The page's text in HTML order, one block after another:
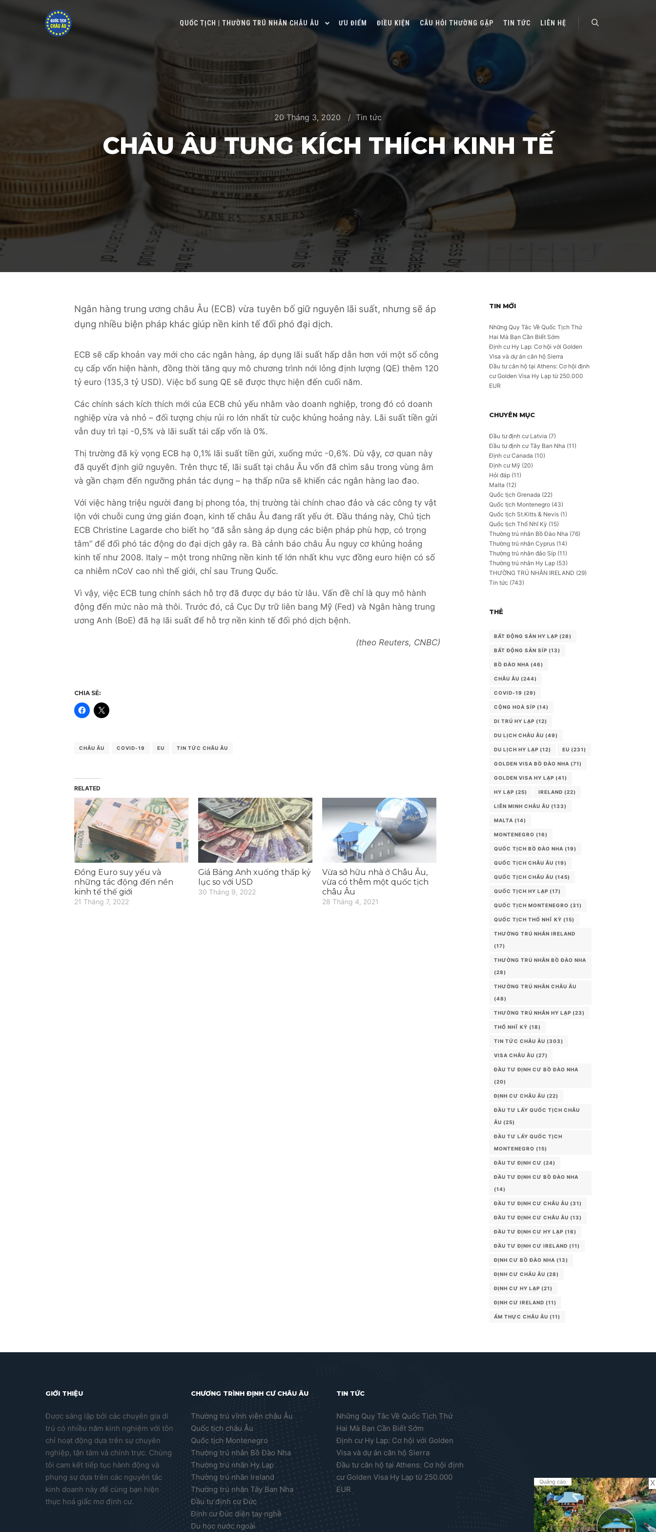
QUỐC TỊCH | THƯỜNG TRÚ NHÂN CHÂU ÂU ƯU ĐIỂM ĐIỀU KIỆN CÂU HỎI THƯỜNG GẶP TIN TỨC LIÊN HỆ
20 Tháng 3, 2020 Tin tức
CHÂU ÂU TUNG KÍCH THÍCH KINH TẾ
Ngân hàng trung ương châu Âu (ECB) vừa tuyên bố giữ nguyên lãi suất, nhưng sẽ áp
dụng nhiều biện pháp khác giúp nền kinh tế đối phó đại dịch.
ECB sẽ cấp khoản vay mới cho các ngân hàng, áp dụng lãi suất hấp dẫn hơn với một số công
cụ cấp vốn hiện hành, đồng thời tăng quy mô chương trình nới lỏng định lượng (QE) thêm 120
tỷ euro (135,3 tỷ USD). Việc bổ sung QE sẽ được thực hiện đến cuối năm.
Các chính sách kích thích mới của ECB chủ yếu nhằm vào doanh nghiệp, trong đó có doanh
nghiệp vừa và nhỏ – đối tượng chịu rủi ro lớn nhất từ cuộc khủng hoảng này. Lãi suất tiền gửi
vẫn duy trì tại -0,5% và lãi suất tái cấp vốn là 0%.
Thị trường đã kỳ vọng ECB hạ 0,1% lãi suất tiền gửi, xuống mức -0,6%. Dù vậy, cơ quan này
đã quyết định giữ nguyên. Trên thực tế, lãi suất tại châu Âu vốn đã chìm sâu trong vùng âm
và gần chạm đến ngưỡng phản tác dụng – hạ thấp nữa sẽ khiến các ngân hàng lao đao.
Với việc hàng triệu người đang bị phong tỏa, thị trường tài chính chao đảo và các công ty vật
lộn với chuỗi cung ứng gián đoạn, kinh tế châu Âu đang rất yếu ớt. Đầu tháng này, Chủ tịch
ECB Christine Lagarde cho biết họ “đã sẵn sàng áp dụng các biện pháp phù hợp, có trọng
tâm” để đối phó tác động do đại dịch gây ra. Bà cảnh báo châu Âu nguy cơ khủng hoảng
kinh tế như 2008. Italy – một trong những nền kinh tế lớn nhất khu vực đồng euro hiện có số
ca nhiễm nCoV cao nhì thế giới, chỉ sau Trung Quốc.
Vì vậy, việc ECB tung chính sách hỗ trợ đã được dự báo từ lâu. Vấn đề chỉ là quy mô hành
động đến mức nào mà thôi. Trước đó, cả Cục Dự trữ liên bang Mỹ (Fed) và Ngân hàng trung
ương Anh (BoE) đã hạ lãi suất để hỗ trợ nền kinh tế đối phó dịch bệnh.
(theo Reuters, CNBC)
CHIA SẺ:
CHÂU ÂU COVID-19 EU TIN TỨC CHÂU ÂU
RELATED
Đồng Euro suy yếu và
những tác động đến nền
kinh tế thế giới
21 Tháng 7, 2022
Giá Bảng Anh xuống thấp kỷ
lục so với USD
30 Tháng 9, 2022
Vừa sở hữu nhà ở Châu Âu,
vừa có thêm một quốc tịch
châu Âu
28 Tháng 4, 2021
TIN MỚI
Những Quy Tắc Về Quốc Tịch Thứ
Hai Mà Bạn Cần Biết Sớm
Định cư Hy Lạp: Cơ hội với Golden
Visa và dự án căn hộ Sierra
Đầu tư căn hộ tại Athens: Cơ hội định
cư Golden Visa Hy Lạp từ 250.000
EUR
CHUYÊN MỤC
Đầu tư định cư Latvia (7)
Đầu tư định cư Tây Ban Nha (11)
Định cư Canada (10)
Định cư Mỹ (20)
Hỏi đáp (11)
Malta (12)
Quốc tịch Grenada (22)
Quốc tịch Montenegro (43)
Quốc tịch St.Kitts & Nevis (1)
Quốc tịch Thổ Nhĩ Kỳ (15)
Thường trú nhân Bồ Đào Nha (76)
Thường trú nhân Cyprus (14)
Thường trú nhân đảo Síp (11)
Thường trú nhân Hy Lạp (53)
THƯỜNG TRÚ NHÂN IRELAND (29)
Tin tức (743)
THẺ
BẤT ĐỘNG SẢN HY LẠP (28)
BẤT ĐỘNG SẢN SÍP (13)
BỒ ĐÀO NHA (46)
CHÂU ÂU (244)
COVID-19 (29)
CỘNG HOÀ SÍP (14)
DI TRÚ HY LẠP (12)
DU LỊCH CHÂU ÂU (49)
DU LỊCH HY LẠP (12) EU (231)
GOLDEN VISA BỒ ĐÀO NHA (71)
GOLDEN VISA HY LẠP (41)
HY LẠP (25) IRELAND (22)
LIÊN MINH CHÂU ÂU (133)
MALTA (14)
MONTENEGRO (16)
QUỐC TỊCH BỒ ĐÀO NHA (19)
QUỐC TỊCH CHÂU ÂU (19)
QUỐC TỊCH CHÂU ÂU (145)
QUỐC TỊCH HY LẠP (17)
QUỐC TỊCH MONTENEGRO (31)
QUỐC TỊCH THỔ NHĨ KỲ (15)
THƯỜNG TRÚ NHÂN IRELAND
(17)
THƯỜNG TRÚ NHÂN BỒ ĐÀO NHA
(28)
THƯỜNG TRÚ NHÂN CHÂU ÂU
(48)
THƯỜNG TRÚ NHÂN HY LẠP (23)
THỔ NHĨ KỲ (18)
TIN TỨC CHÂU ÂU (303)
VISA CHÂU ÂU (27)
ĐẦU TƯ ĐỊNH CƯ BỒ ĐÀO NHA
(20)
ĐỊNH CƯ CHÂU ÂU (22)
ĐẦU TƯ LẤY QUỐC TỊCH CHÂU
ÂU (25)
ĐẦU TƯ LẤY QUỐC TỊCH
MONTENEGRO (15)
ĐẦU TƯ ĐỊNH CƯ (24)
ĐẦU TƯ ĐỊNH CƯ BỒ ĐÀO NHA
(14)
ĐẦU TƯ ĐỊNH CƯ CHÂU ÂU (31)
ĐẦU TƯ ĐỊNH CƯ CHÂU ÂU (13)
ĐẦU TƯ ĐỊNH CƯ HY LẠP (16)
ĐẦU TƯ ĐỊNH CƯ IRELAND (11)
ĐỊNH CƯ BỒ ĐÀO NHA (13)
ĐỊNH CƯ CHÂU ÂU (28)
ĐỊNH CƯ HY LẠP (21)
ĐỊNH CƯ IRELAND (11)
ẨM THỰC CHÂU ÂU (11)
GIỚI THIỆU
Được sáng lập bởi các chuyên gia di
trú có nhiều năm kinh nghiệm với tôn
chỉ hoạt động dựa trên sự chuyên
nghiệp, tận tâm và chính trực. Chúng
tôi cam kết tiếp tục hành động và
phụng sự dựa trên các nguyên tắc
kinh doanh này để cùng bạn hiện
thực hoá giấc mơ định cư.
CHƯƠNG TRÌNH ĐỊNH CƯ CHÂU ÂU
Thường trú vĩnh viễn châu Âu
Quốc tịch châu Âu
Quốc tịch Montenegro
Thường trú nhân Bồ Đào Nha
Thường trú nhân Hy Lạp
Thường trú nhân Ireland
Thường trú nhân Tây Ban Nha
Đầu tư định cư Đức
Định cư Đức diện tay nghề
Du học nước ngoài
TIN TỨC
Những Quy Tắc Về Quốc Tịch Thứ
Hai Mà Bạn Cần Biết Sớm
Định cư Hy Lạp: Cơ hội với Golden
Visa và dự án căn hộ Sierra
Đầu tư căn hộ tại Athens: Cơ hội định
cư Golden Visa Hy Lạp từ 250.000
EUR
Quảng cáo X